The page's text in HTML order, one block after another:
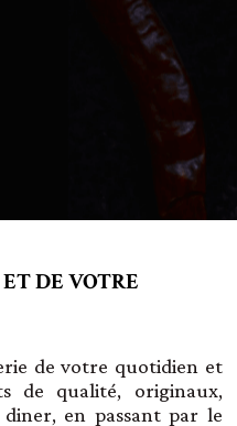
DE VOTRE
de votre quotidien et
de qualité, originaux,
en passant par le